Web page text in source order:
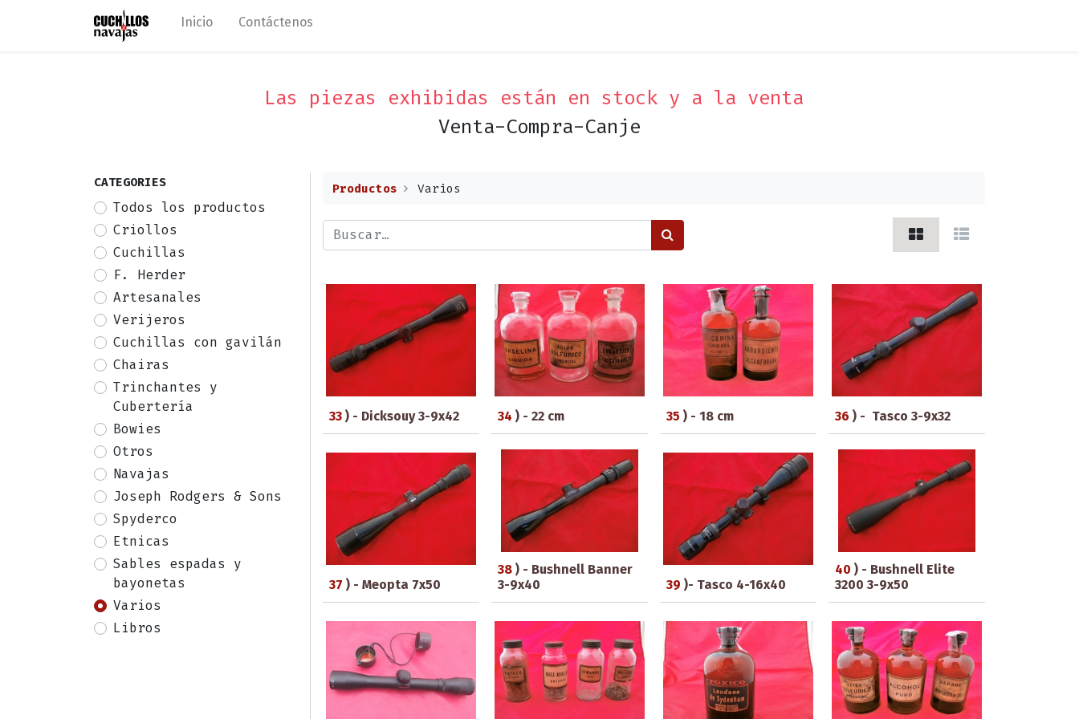
Inicio Contáctenos
Las piezas exhibidas están en stock y a la venta
Venta-Compra-Canje
CATEGORIES
Todos los productos
Criollos
Cuchillas
F. Herder
Artesanales
Verijeros
Cuchillas con gavilán
Chairas
Trinchantes y
Cubertería
Bowies
Otros
Navajas
Joseph Rodgers & Sons
Spyderco
Etnicas
Sables espadas y
bayonetas
Varios
Libros
Productos Varios
33 ) - Dicksouy 3-9x42 34 ) - 22 cm 35 ) - 18 cm 36 ) - Tasco 3-9x32
37 ) - Meopta 7x50
38 ) - Bushnell Banner
3-9x40
39 )- Tasco 4-16x40
40 ) - Bushnell Elite
3200 3-9x50